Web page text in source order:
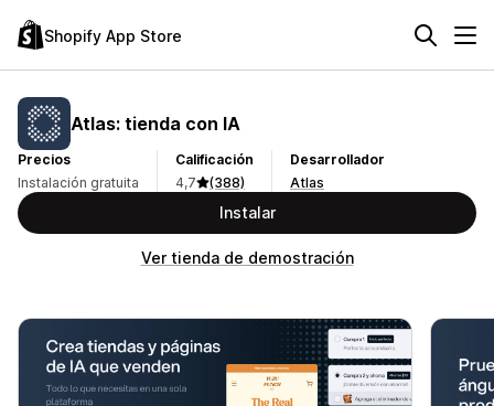
Shopify App Store
Atlas: tienda con IA
Precios
Instalación gratuita
Calificación
4,7
(388)
Desarrollador
Atlas
Instalar
Ver tienda de demostración